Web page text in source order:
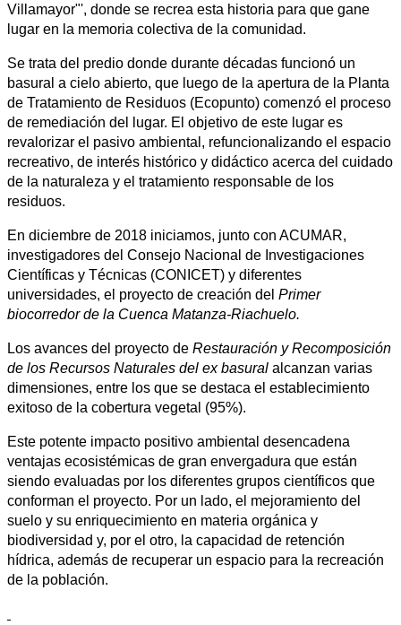
Villamayor"', donde se recrea esta historia para que gane
lugar en la memoria colectiva de la comunidad.
Se trata del predio donde durante décadas funcionó un
basural a cielo abierto, que luego de la apertura de la Planta
de Tratamiento de Residuos (Ecopunto) comenzó el proceso
de remediación del lugar. El objetivo de este lugar es
revalorizar el pasivo ambiental, refuncionalizando el espacio
recreativo, de interés histórico y didáctico acerca del cuidado
de la naturaleza y el tratamiento responsable de los
residuos.
En diciembre de 2018 iniciamos, junto con ACUMAR,
investigadores del Consejo Nacional de Investigaciones
Científicas y Técnicas (CONICET) y diferentes
universidades, el proyecto de creación del Primer
biocorredor de la Cuenca Matanza-Riachuelo.
Los avances del proyecto de Restauración y Recomposición
de los Recursos Naturales del ex basural alcanzan varias
dimensiones, entre los que se destaca el establecimiento
exitoso de la cobertura vegetal (95%).
Este potente impacto positivo ambiental desencadena
ventajas ecosistémicas de gran envergadura que están
siendo evaluadas por los diferentes grupos científicos que
conforman el proyecto. Por un lado, el mejoramiento del
suelo y su enriquecimiento en materia orgánica y
biodiversidad y, por el otro, la capacidad de retención
hídrica, además de recuperar un espacio para la recreación
de la población.